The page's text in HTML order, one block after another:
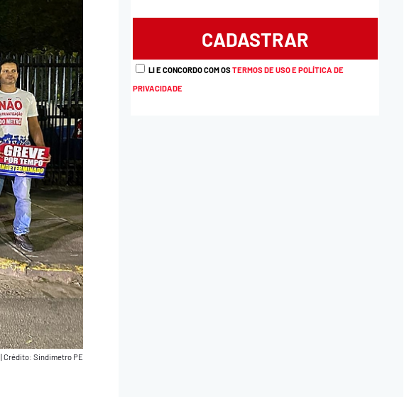
|Crédito: Sindimetro PE
LI E CONCORDO COM OSTERMOS DE USO E POLÍTICA DE
PRIVACIDADE